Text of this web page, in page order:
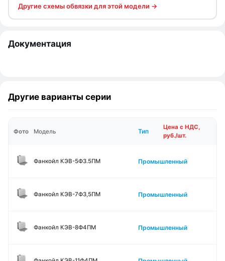
Другие схемы обвязки для этой модели →
Документация
Другие варианты серии
Фото Модель Тип
Цена с НДС,
руб./шт.
Фанкойл КЭВ-5Ф3.5ПМ Промышленный
Фанкойл КЭВ-7Ф3,5ПМ Промышленный
Фанкойл КЭВ-8Ф4ПМ Промышленный